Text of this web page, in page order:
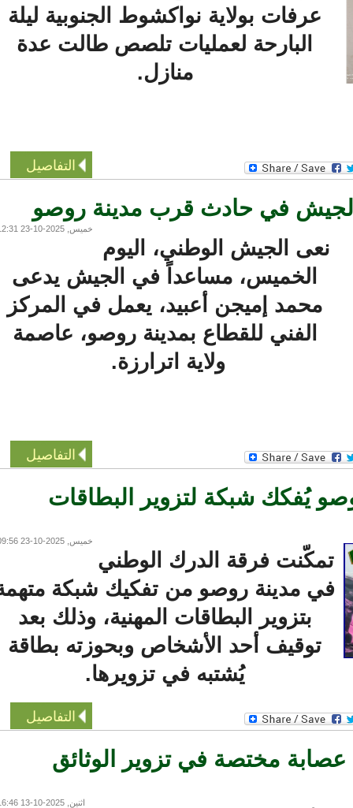
عرفات بولاية نواكشوط الجنوبية ليلة
البارحة لعمليات تلصص طالت عدة
منازل.
التفاصيل
في حادث قرب مدينة روصو
خميس, 2025-10-23 12:31
نعى الجيش الوطني، اليوم
الخميس، مساعداً في الجيش يدعى
محمد إميجن أعبيد، يعمل في المركز
الفني للقطاع بمدينة روصو، عاصمة
ولاية اترارزة.
التفاصيل
يُفكك شبكة لتزوير البطاقات
خميس, 2025-10-23 09:56
تمكّنت فرقة الدرك الوطني
في مدينة روصو من تفكيك شبكة متهمة
بتزوير البطاقات المهنية، وذلك بعد
توقيف أحد الأشخاص وبحوزته بطاقة
يُشتبه في تزويرها.
التفاصيل
مختصة في تزوير الوثائق
اثنين, 2025-10-13 16:46